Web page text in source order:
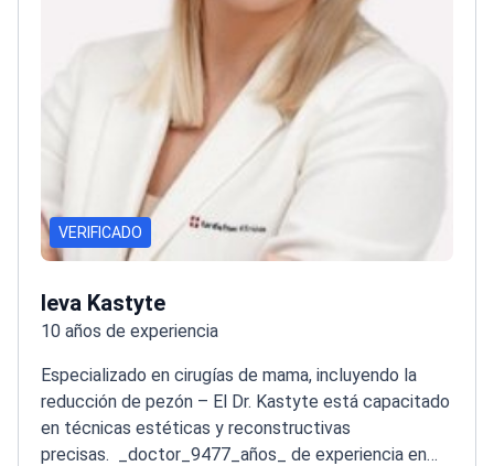
VERIFICADO
Ieva Kastyte
10 años de experiencia
Especializado en cirugías de mama, incluyendo la
reducción de pezón – El Dr. Kastyte está capacitado
en técnicas estéticas y reconstructivas
precisas.
_doctor_9477_años_ de experiencia en